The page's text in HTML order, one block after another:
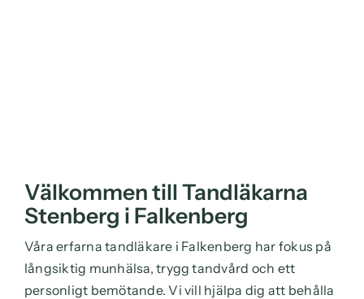
Välkommen till Tandläkarna
Stenberg i Falkenberg
Våra erfarna tandläkare i Falkenberg har fokus på
långsiktig munhälsa, trygg tandvård och ett
personligt bemötande. Vi vill hjälpa dig att behålla